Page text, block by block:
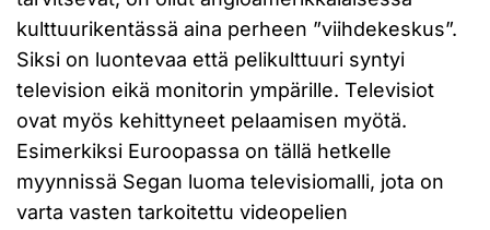
kulttuurikentässä aina perheen ”viihdekeskus”.
Siksi on luontevaa että pelikulttuuri syntyi
television eikä monitorin ympärille. Televisiot
ovat myös kehittyneet pelaamisen myötä.
Esimerkiksi Euroopassa on tällä hetkelle
myynnissä Segan luoma televisiomalli, jota on
varta vasten tarkoitettu videopelien